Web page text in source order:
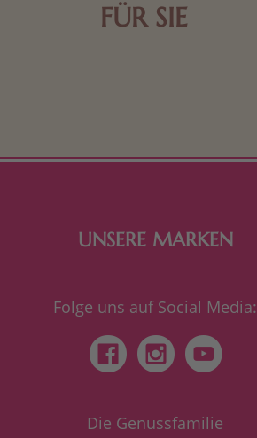
FÜR SIE
UNSERE MARKEN
Folge uns auf Social Media:
Die Genussfamilie